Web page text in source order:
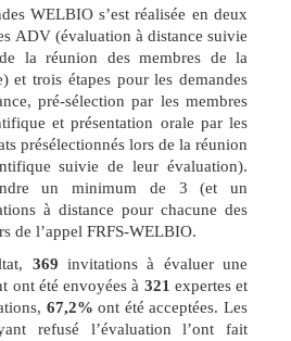
WELBIO s’est réalisée en deux
ADV (évaluation à distance suivie
la réunion des membres de la
et trois étapes pour les demandes
pré-sélection par les membres
et présentation orale par les
présélectionnés lors de la réunion
suivie de leur évaluation).
un minimum de 3 (et un
à distance pour chacune des
de l’appel FRFS-WELBIO.
369 invitations à évaluer une
ont été envoyées à 321 expertes et
67,2% ont été acceptées. Les
refusé l’évaluation l’ont fait